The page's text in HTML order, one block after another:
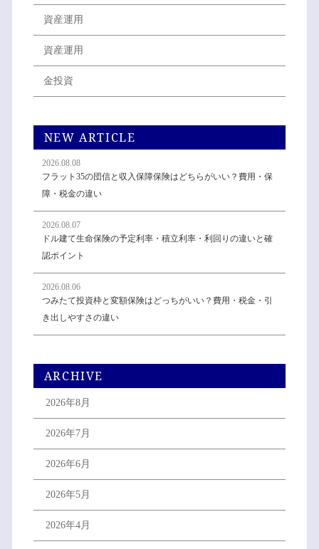
資産運用
資産運用
金投資
NEW ARTICLE
2026.08.08
フラット35の団信と収入保障保険はどちらがいい？費用・保
障・税金の違い
2026.08.07
ドル建て生命保険の予定利率・積立利率・利回りの違いと確
認ポイント
2026.08.06
つみたて投資枠と変額保険はどっちがいい？費用・税金・引
き出しやすさの違い
ARCHIVE
2026年8月
2026年7月
2026年6月
2026年5月
2026年4月